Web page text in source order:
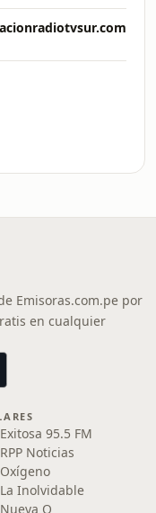
Emisoras.com.pe por
en cualquier
95.5 FM
Noticias
Inolvidable
Q